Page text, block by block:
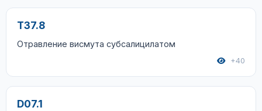
T37.8
Отравление висмута субсалицилатом
+40
D07.1